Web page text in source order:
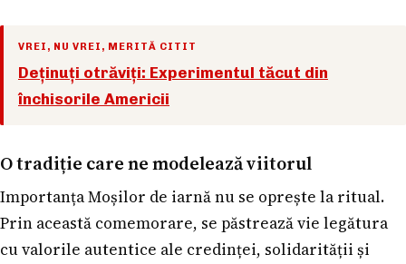
VREI, NU VREI, MERITĂ CITIT
Deținuți otrăviți: Experimentul tăcut din
închisorile Americii
O tradiție care ne modelează viitorul
Importanța Moșilor de iarnă nu se oprește la ritual.
Prin această comemorare, se păstrează vie legătura
cu valorile autentice ale credinței, solidarității și